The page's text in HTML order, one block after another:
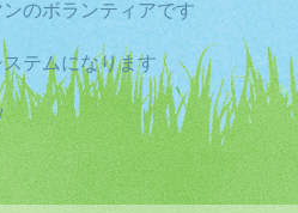
のボランティアです
テムになります